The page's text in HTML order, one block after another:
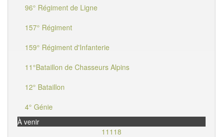
96° Régiment de Ligne
157° Régiment
159° Régiment d'Infanterie
11°Bataillon de Chasseurs Alpins
12° Bataillon
4° Génie
À venir
11118